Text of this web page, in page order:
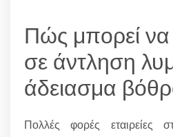
Πώς μπορεί
σε άντληση
άδειασμα
Πολλές φορές εταιρείες